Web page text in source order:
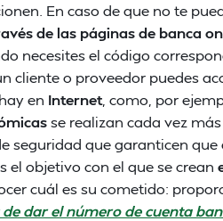
En caso de que no te
de las páginas de banca
necesites el código
cliente o proveedor puedes
en Internet, como, por
se realizan cada vez más
seguridad que garanticen que
el objetivo con el que se crean
cuál es su cometido:
de dar el número de cuenta